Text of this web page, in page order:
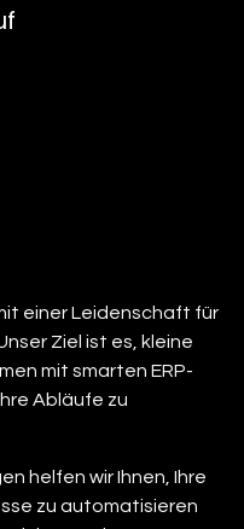
einer Leidenschaft für
Ziel ist es, kleine
mit smarten ERP-
Abläufe zu
helfen wir Ihnen, Ihre
zu automatisieren